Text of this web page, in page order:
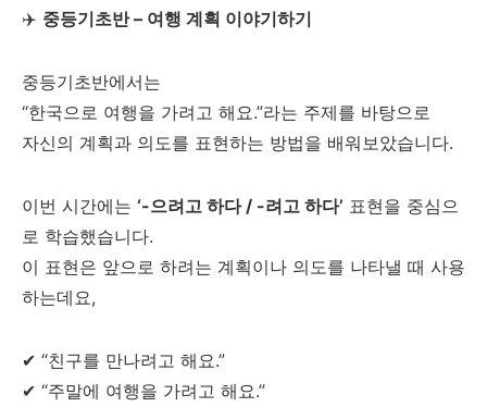
✈️ 중등기초반 – 여행 계획 이야기하기
중등기초반에서는
“한국으로 여행을 가려고 해요.”라는 주제를 바탕으로
자신의 계획과 의도를 표현하는 방법을 배워보았습니다.
이번 시간에는 ‘-으려고 하다 / -려고 하다’ 표현을 중심으
로 학습했습니다.
이 표현은 앞으로 하려는 계획이나 의도를 나타낼 때 사용
하는데요,
✔ “친구를 만나려고 해요.”
✔ “주말에 여행을 가려고 해요.”